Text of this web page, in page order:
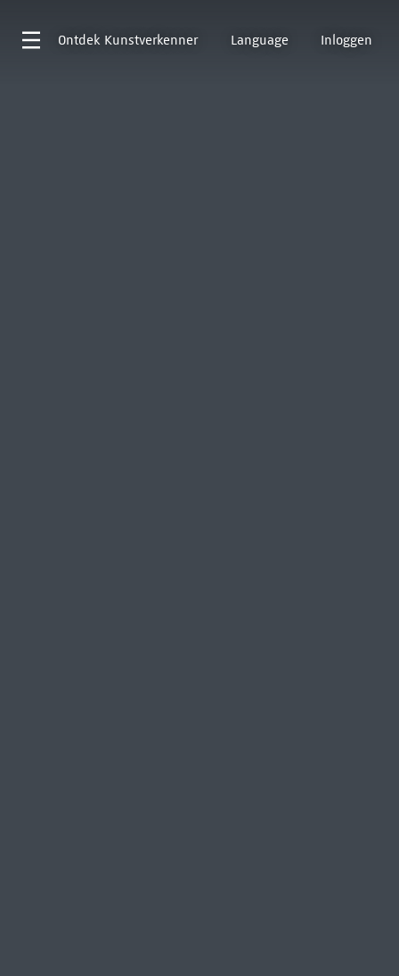
Ontdek Kunstverkenner Language Inloggen